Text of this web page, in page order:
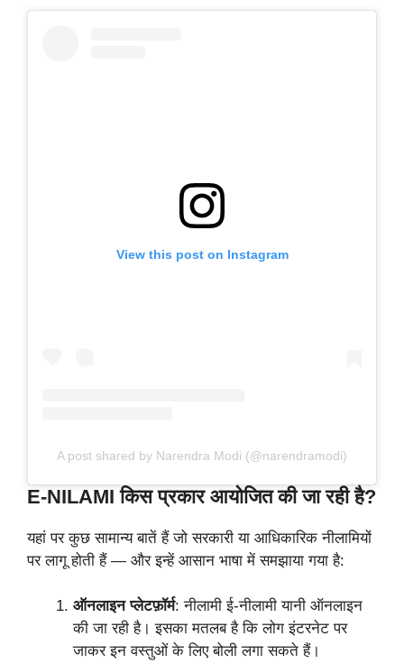
View this post on Instagram
A post shared by Narendra Modi (@narendramodi)
E-NILAMI किस प्रकार आयोजित की जा रही है?
यहां पर कुछ सामान्य बातें हैं जो सरकारी या आधिकारिक नीलामियों
पर लागू होती हैं — और इन्हें आसान भाषा में समझाया गया है:
ऑनलाइन प्लेटफ़ॉर्म: नीलामी ई-नीलामी यानी ऑनलाइन
की जा रही है। इसका मतलब है कि लोग इंटरनेट पर
जाकर इन वस्तुओं के लिए बोली लगा सकते हैं।